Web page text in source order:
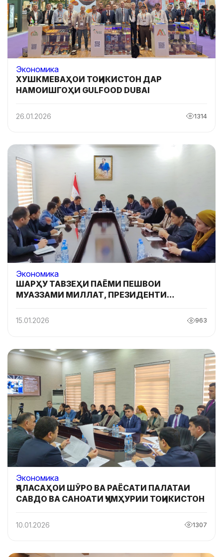
Экономика
ХУШКМЕВАҲОИ ТОҶИКИСТОН ДАР
НАМОИШГОҲИ GULFOOD DUBAI
26.01.2026 1314
Экономика
ШАРҲУ ТАВЗЕҲИ ПАЁМИ ПЕШВОИ
МУАЗЗАМИ МИЛЛАТ, ПРЕЗИДЕНТИ
ЭМОМАЛӢ РАҲМОН
15.01.2026 963
Экономика
ҶАЛАСАҲОИ ШӮРО ВА РАЁСАТИ ПАЛАТАИ
САВДО ВА САНОАТИ ҶУМҲУРИИ ТОҶИКИСТОН
10.01.2026 1307